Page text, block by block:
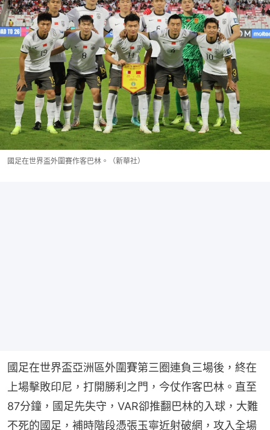
國足在世界盃外圍賽作客巴林。（新華社）
國足在世界盃亞洲區外圍賽第三圈連負三場後，終在
上場擊敗印尼，打開勝利之門，今仗作客巴林。直至
87分鐘，國足先失守，VAR卻推翻巴林的入球，大難
不死的國足，補時階段憑張玉寧近射破網，攻入全場